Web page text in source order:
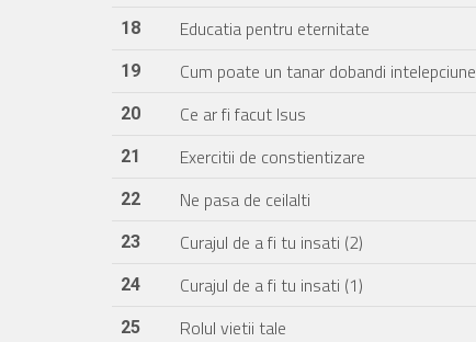
18 Educatia pentru eternitate
19 Cum poate un tanar dobandi intelepciune
20 Ce ar fi facut Isus
21 Exercitii de constientizare
22 Ne pasa de ceilalti
23 Curajul de a fi tu insati (2)
24 Curajul de a fi tu insati (1)
25 Rolul vietii tale